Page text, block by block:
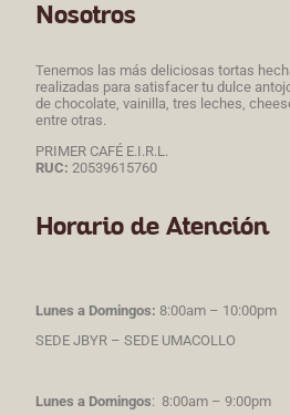
Nosotros
Tenemos las más deliciosas tortas
realizadas para satisfacer tu dulce
de chocolate, vainilla, tres leches,
entre otras.
PRIMER CAFÉ E.I.R.L.
RUC: 20539615760
Horario de Atención
Lunes a Domingos: 8:00am – 10:00pm
SEDE JBYR – SEDE UMACOLLO
Lunes a Domingos: 8:00am – 9:00pm